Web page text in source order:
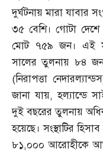
দুর্ঘটনায় মারা যাবার
৩৫ বেশি। গোটা
মোট ৭৫৯ জন। এই
সালের তুলনায় ৮৪ জন
(নিরাপত্তা নেদারল্যান্ডস
জানা যায়,হল্যান্ডে
দুই বছরের তুলনায়
হয়েছে। সংস্থাটির
৮১,০০০ আরোহীকে